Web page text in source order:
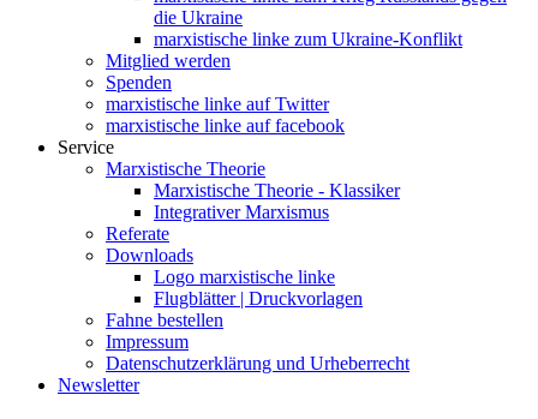
die Ukraine
marxistische linke zum Ukraine-Konflikt
Mitglied werden
Spenden
marxistische linke auf Twitter
marxistische linke auf facebook
Service
Marxistische Theorie
Marxistische Theorie - Klassiker
Integrativer Marxismus
Referate
Downloads
Logo marxistische linke
Flugblätter | Druckvorlagen
Fahne bestellen
Impressum
Datenschutzerklärung und Urheberrecht
Newsletter